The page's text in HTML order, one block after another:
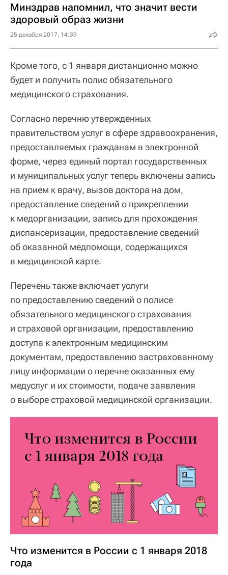
Минздрав напомнил, что значит вести
здоровый образ жизни
25 декабря 2017, 14:39
Кроме того, с 1 января дистанционно можно
будет и получить полис обязательного
медицинского страхования.
Согласно перечню утвержденных
правительством услуг в сфере здравоохранения,
предоставляемых гражданам в электронной
форме, через единый портал государственных
и муниципальных услуг теперь включены запись
на прием к врачу, вызов доктора на дом,
предоставление сведений о прикреплении
к медорганизации, запись для прохождения
диспансеризации, предоставление сведений
об оказанной медпомощи, содержащихся
в медицинской карте.
Перечень также включает услуги
по предоставлению сведений о полисе
обязательного медицинского страхования
и страховой организации, предоставлению
доступа к электронным медицинским
документам, предоставлению застрахованному
лицу информации о перечне оказанных ему
медуслуг и их стоимости, подаче заявления
о выборе страховой медицинской организации.
Что изменится в России с 1 января 2018
года